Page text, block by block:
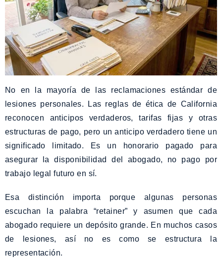
No en la mayoría de las reclamaciones estándar de
lesiones personales. Las reglas de ética de California
reconocen anticipos verdaderos, tarifas fijas y otras
estructuras de pago, pero un anticipo verdadero tiene un
significado limitado. Es un honorario pagado para
asegurar la disponibilidad del abogado, no pago por
trabajo legal futuro en sí.
Esa distinción importa porque algunas personas
escuchan la palabra “retainer” y asumen que cada
abogado requiere un depósito grande. En muchos casos
de lesiones, así no es como se estructura la
representación.